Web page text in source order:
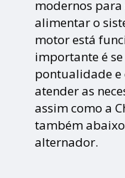
modernos
alimentar o
motor está
importante é
pontualidade
atender as
assim como a
também
alternador.